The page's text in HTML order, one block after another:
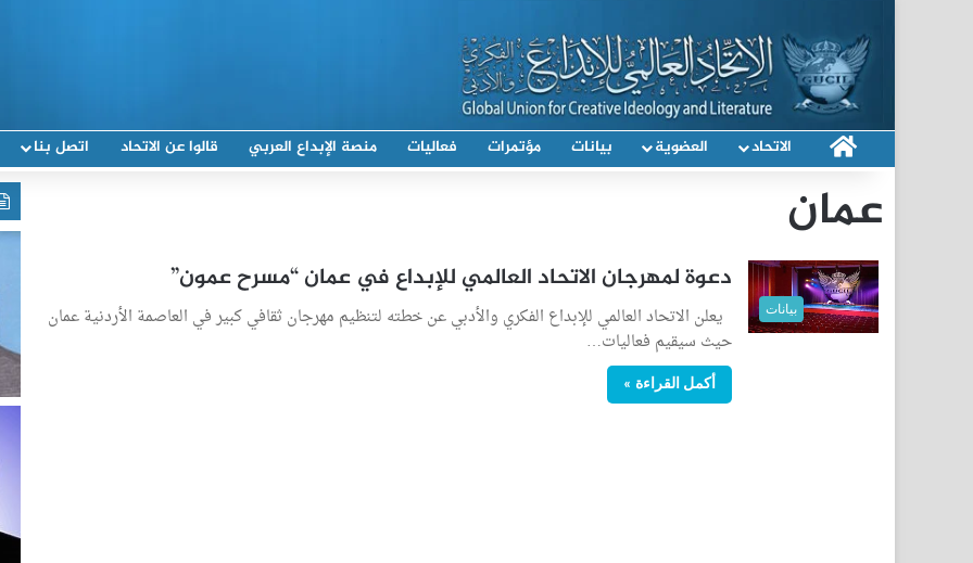
الرئيسيةالاتحاد العضوية بيانات مؤتمرات فعاليات منصة الإبداع العربي قالوا عن الاتحاد اتصل بنا
عمان
بيانات
دعوة لمهرجان الاتحاد العالمي للإبداع في عمان “مسرح عمون”
يعلن الاتحاد العالمي للإبداع الفكري والأدبي عن خطته لتنظيم مهرجان ثقافي كبير في العاصمة الأردنية عمان
حيث سيقيم فعاليات…
أكمل القراءة »